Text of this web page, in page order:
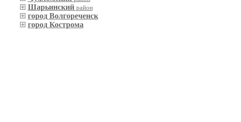
Шарьинский район
город Волгореченск
город Кострома